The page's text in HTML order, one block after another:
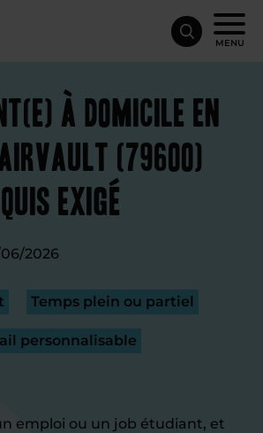
MENU
à domicile en
(79600)
exigé
2026
Temps plein ou partiel
personnalisable
emploi ou un job étudiant, et